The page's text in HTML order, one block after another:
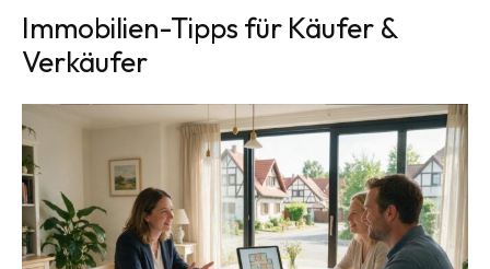
Immobilien-Tipps für Käufer &
Verkäufer